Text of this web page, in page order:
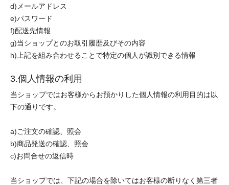
d)メールアドレス
e)パスワード
f)配送先情報
g)当ショップとのお取引履歴及びその内容
h)上記を組み合わせることで特定の個人が識別できる情報
3.個人情報の利用
当ショップではお客様からお預かりした個人情報の利用目的は以
下の通りです。
a)ご注文の確認、照会
b)商品発送の確認、照会
c)お問合せの返信時
当ショップでは、下記の場合を除いてはお客様の断りなく第三者